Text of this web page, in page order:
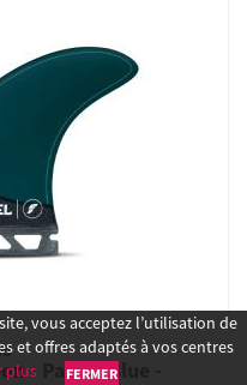
- Pacific Blue -
vous acceptez l’utilisation de
et offres adaptés à vos centres
plus FERMER